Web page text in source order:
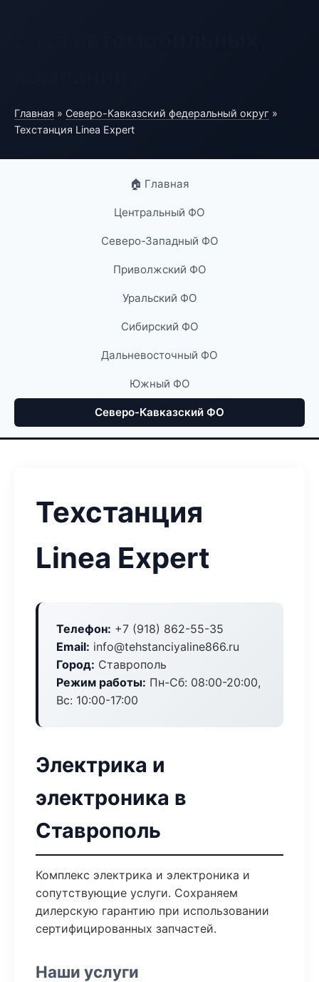
Главная » Северо-Кавказский федеральный округ »
Техстанция Linea Expert
🏠 Главная
Центральный ФО
Северо-Западный ФО
Приволжский ФО
Уральский ФО
Сибирский ФО
Дальневосточный ФО
Южный ФО
Северо-Кавказский ФО
Техстанция
Linea Expert
Телефон: +7 (918) 862-55-35
Email: info@tehstanciyaline866.ru
Город: Ставрополь
Режим работы: Пн-Сб: 08:00-20:00,
Вс: 10:00-17:00
Электрика и
электроника в
Ставрополь
Комплекс электрика и электроника и
сопутствующие услуги. Сохраняем
дилерскую гарантию при использовании
сертифицированных запчастей.
Наши услуги